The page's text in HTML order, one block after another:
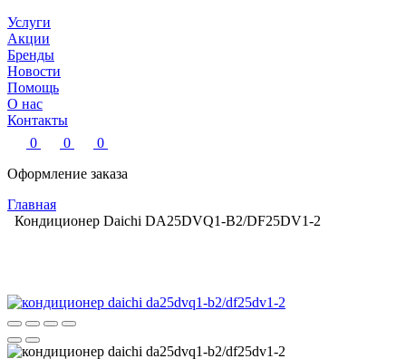
Услуги
Акции
Бренды
Новости
Помощь
О нас
Контакты
0
0
0
Оформление заказа
Главная
Кондиционер Daichi DA25DVQ1-B2/DF25DV1-2